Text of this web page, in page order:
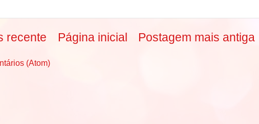
recente Postagem mais antiga
Página inicial
(Atom)